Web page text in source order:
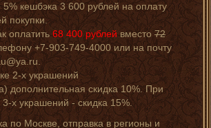
5% кешбэка 3 600 рублей на оплату
покупки.
оплатить 68 400 рублейвместо72
+7-903-749-4000 или на почту
2-х украшений
дополнительная скидка 10%. При
3-х украшений - скидка 15%.
по Москве, отправка в регионы и